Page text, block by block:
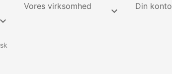

Vores virksomhed  Din konto